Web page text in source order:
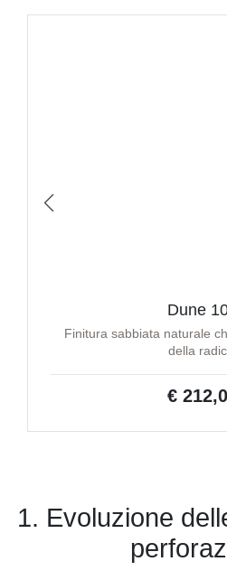
Dune
Finitura sabbiata naturale
della
€
1. Evoluzione